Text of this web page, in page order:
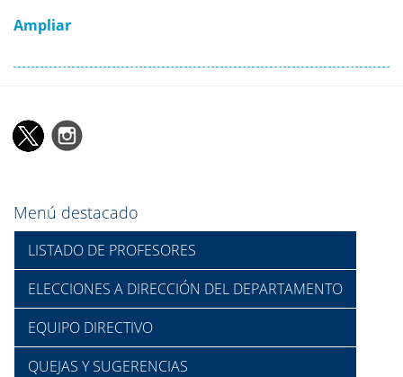
Ampliar
Menú destacado
LISTADO DE PROFESORES
ELECCIONES A DIRECCIÓN DEL DEPARTAMENTO
EQUIPO DIRECTIVO
QUEJAS Y SUGERENCIAS